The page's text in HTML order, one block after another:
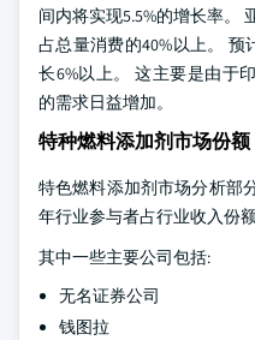
间内将实现5.5%的增长率。
占总量消费的40%以上。
长6%以上。 这主要是由于
的需求日益增加。
特种燃料添加剂市场份额
特色燃料添加剂市场分析部
年行业参与者占行业收入份额
其中一些主要公司包括:
无名证券公司
钱图拉